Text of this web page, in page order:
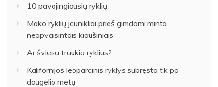
10 pavojingiausių ryklių
Mako ryklių jaunikliai prieš gimdami minta
neapvaisintais kiaušiniais
Ar šviesa traukia ryklius?
Kalifornijos leopardinis ryklys subręsta tik po
daugelio metų